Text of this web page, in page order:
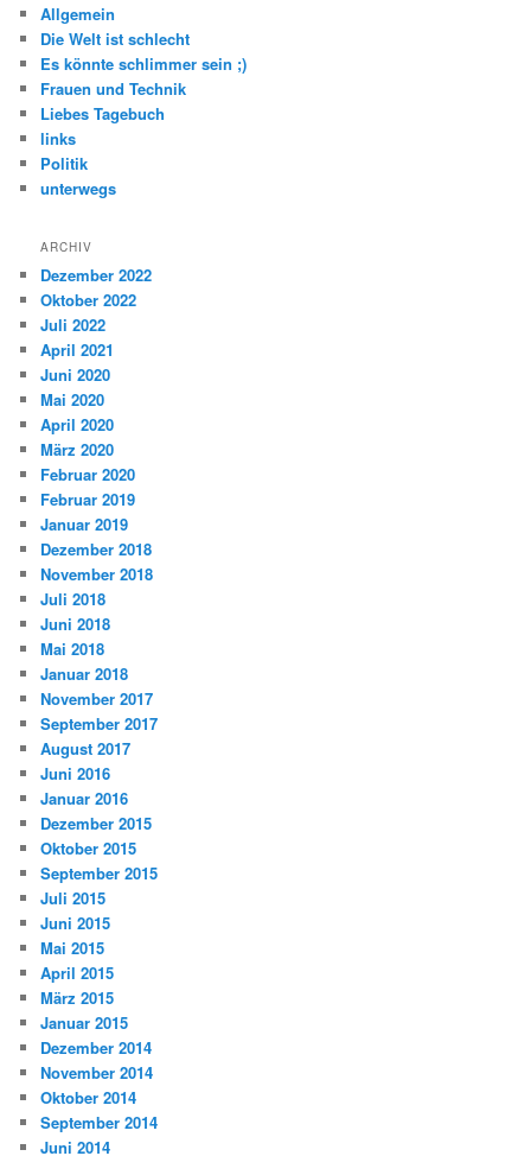
Allgemein
Die Welt ist schlecht
Es könnte schlimmer sein ;)
Frauen und Technik
Liebes Tagebuch
links
Politik
unterwegs
ARCHIV
Dezember 2022
Oktober 2022
Juli 2022
April 2021
Juni 2020
Mai 2020
April 2020
März 2020
Februar 2020
Februar 2019
Januar 2019
Dezember 2018
November 2018
Juli 2018
Juni 2018
Mai 2018
Januar 2018
November 2017
September 2017
August 2017
Juni 2016
Januar 2016
Dezember 2015
Oktober 2015
September 2015
Juli 2015
Juni 2015
Mai 2015
April 2015
März 2015
Januar 2015
Dezember 2014
November 2014
Oktober 2014
September 2014
Juni 2014